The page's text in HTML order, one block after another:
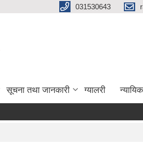
031530643
सूचना तथा जानकारी ग्यालरी